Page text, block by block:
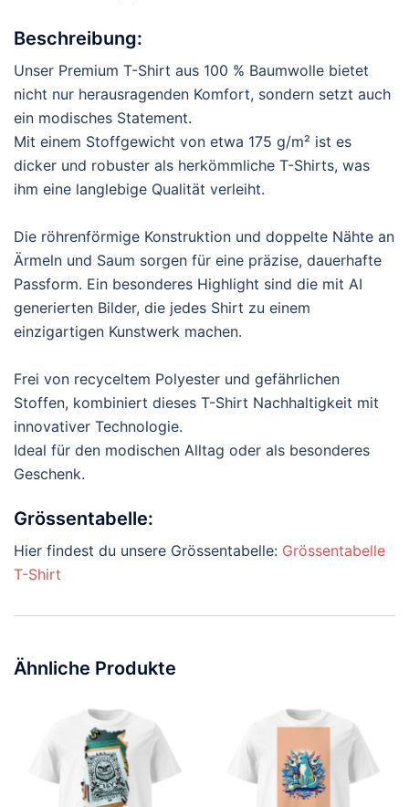
Beschreibung:
Unser Premium T-Shirt aus 100 % Baumwolle bietet
nicht nur herausragenden Komfort, sondern setzt auch
ein modisches Statement.
Mit einem Stoffgewicht von etwa 175 g/m² ist es
dicker und robuster als herkömmliche T-Shirts, was
ihm eine langlebige Qualität verleiht.
Die röhrenförmige Konstruktion und doppelte Nähte an
Ärmeln und Saum sorgen für eine präzise, dauerhafte
Passform. Ein besonderes Highlight sind die mit AI
generierten Bilder, die jedes Shirt zu einem
einzigartigen Kunstwerk machen.
Frei von recyceltem Polyester und gefährlichen
Stoffen, kombiniert dieses T-Shirt Nachhaltigkeit mit
innovativer Technologie.
Ideal für den modischen Alltag oder als besonderes
Geschenk.
Grössentabelle:
Hier findest du unsere Grössentabelle: Grössentabelle
T-Shirt
Ähnliche Produkte